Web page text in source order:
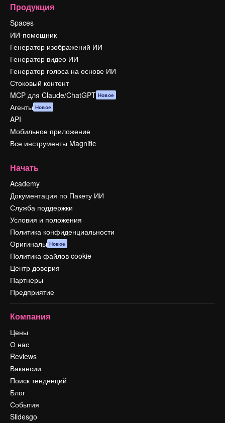
Продукция
Spaces
ИИ-помощник
Генератор изображений ИИ
Генератор видео ИИ
Генератор голоса на основе ИИ
Стоковый контент
MCP для Claude/ChatGPT Новое
Агенты Новое
API
Мобильное приложение
Все инструменты Magnific
Начать
Academy
Документация по Пакету ИИ
Служба поддержки
Условия и положения
Политика конфиденциальности
Оригиналы Новое
Политика файлов cookie
Центр доверия
Партнеры
Предприятие
Компания
Цены
О нас
Reviews
Вакансии
Поиск тенденций
Блог
События
Slidesgo